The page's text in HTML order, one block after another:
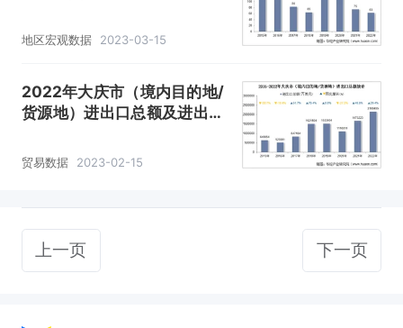
地区宏观数据 2023-03-15
2022年大庆市（境内目的地/
货源地）进出口总额及进出口
贸易数据 2023-02-15
上一页 下一页